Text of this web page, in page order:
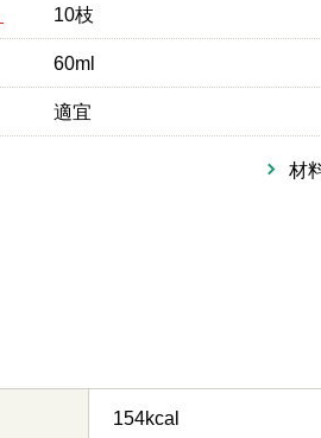
10枝
60ml
適宜
材
154kcal